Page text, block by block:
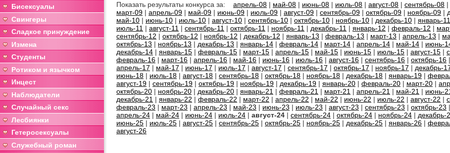
Бисексуалы
Свингеры
Сладкое принуждение
Измена
Студенты
Ротиком и язычком
Инцест
Наблюдатели
Случайный секс
Лесбиянки
Гетеросексуалы
Служебный роман
Показать результаты конкурса за: апрель-08 | май-08 | июнь-08 | июль-08 | август-08 | сентябрь-08 |
март-09 | апрель-09 | май-09 | июнь-09 | июль-09 | август-09 | сентябрь-09 | октябрь-09 | ноябрь-09 |
май-10 | июнь-10 | июль-10 | август-10 | сентябрь-10 | октябрь-10 | ноябрь-10 | декабрь-10 | январь-11
июль-11 | август-11 | сентябрь-11 | октябрь-11 | ноябрь-11 | декабрь-11 | январь-12 | февраль-12 |
сентябрь-12 | октябрь-12 | ноябрь-12 | декабрь-12 | январь-13 | февраль-13 | март-13 | апрель-13 |
октябрь-13 | ноябрь-13 | декабрь-13 | январь-14 | февраль-14 | март-14 | апрель-14 | май-14 | июнь-
декабрь-14 | январь-15 | февраль-15 | март-15 | апрель-15 | май-15 | июнь-15 | июль-15 | август-15 |
февраль-16 | март-16 | апрель-16 | май-16 | июнь-16 | июль-16 | август-16 | сентябрь-16 | октябрь-16 |
апрель-17 | май-17 | июнь-17 | июль-17 | август-17 | сентябрь-17 | октябрь-17 | ноябрь-17 | декабрь-
июнь-18 | июль-18 | август-18 | сентябрь-18 | октябрь-18 | ноябрь-18 | декабрь-18 | январь-19 |
август-19 | сентябрь-19 | октябрь-19 | ноябрь-19 | декабрь-19 | январь-20 | февраль-20 | март-20 |
октябрь-20 | ноябрь-20 | декабрь-20 | январь-21 | февраль-21 | март-21 | апрель-21 | май-21 | июнь-
декабрь-21 | январь-22 | февраль-22 | март-22 | апрель-22 | май-22 | июнь-22 | июль-22 | август-22 |
февраль-23 | март-23 | апрель-23 | май-23 | июнь-23 | июль-23 | август-23 | сентябрь-23 | октябрь-23 |
апрель-24 | май-24 | июнь-24 | июль-24 | август-24 | сентябрь-24 | октябрь-24 | ноябрь-24 | декабрь-
июнь-25 | июль-25 | август-25 | сентябрь-25 | октябрь-25 | ноябрь-25 | декабрь-25 | январь-26 |
август-26